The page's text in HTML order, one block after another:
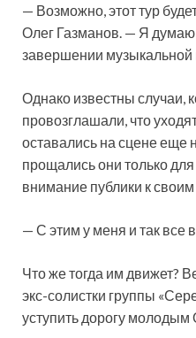
— Возможно, этот тур
Олег Газманов. — Я думаю
завершении музыкальной
Однако известны случаи,
провозглашали, что
оставались на сцене еще
прощались они только
внимание публики к своим
— С этим у меня и так все
Что же тогда им движет?
экс-солистки группы
уступить дорогу